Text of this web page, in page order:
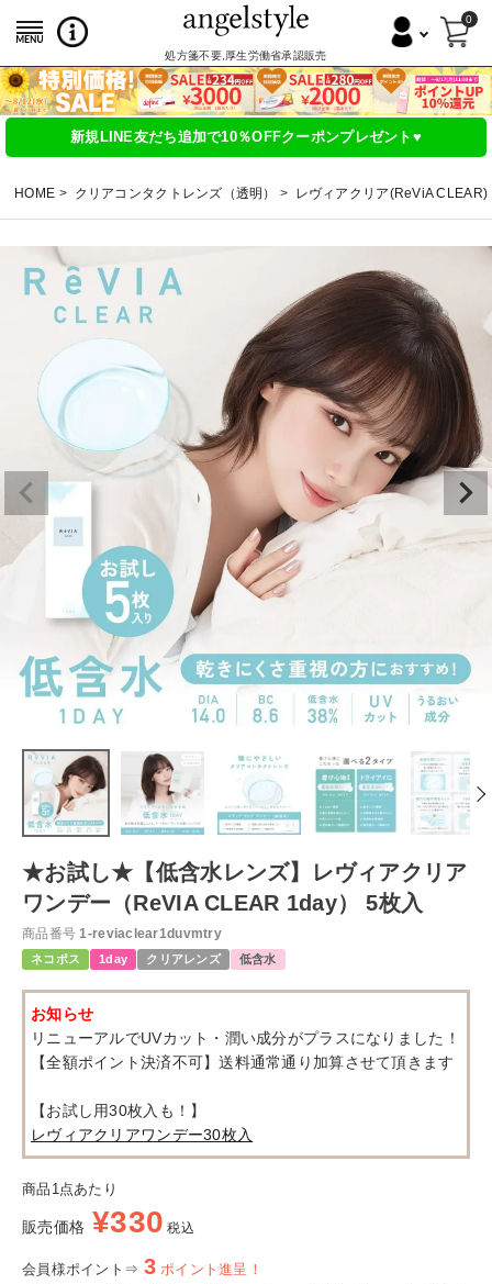
処方箋不要,厚生労働省承認販売
0
新規LINE友だち追加で10％OFFクーポンプレゼント♥
HOME クリアコンタクトレンズ（透明） レヴィアクリア(ReViA CLEAR)
★お試し★【低含水レンズ】レヴィアクリア
ワンデー（ReVIA CLEAR 1day） 5枚入
商品番号 1-reviaclear1duvmtry
ネコポス 1day クリアレンズ 低含水
お知らせ
リニューアルでUVカット・潤い成分がプラスになりました！
【全額ポイント決済不可】送料通常通り加算させて頂きます
【お試し用30枚入も！】
レヴィアクリアワンデー30枚入
商品1点あたり
販売価格 ¥330 税込
会員様ポイント⇒ 3 ポイント進呈！